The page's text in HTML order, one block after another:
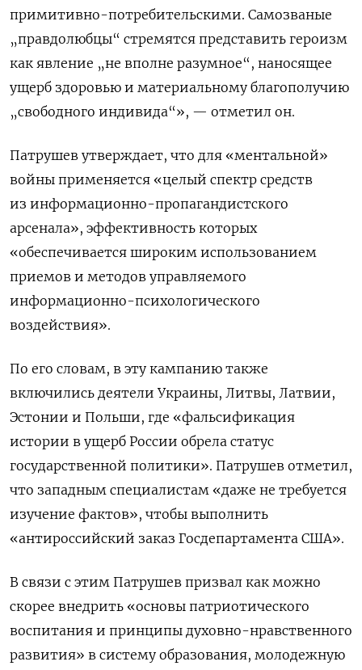
примитивно-потребительскими. Самозваные
„правдолюбцы“ стремятся представить героизм
как явление „не вполне разумное“, наносящее
ущерб здоровью и материальному благополучию
„свободного индивида“», — отметил он.
Патрушев утверждает, что для «ментальной»
войны применяется «целый спектр средств
из информационно-пропагандистского
арсенала», эффективность которых
«обеспечивается широким использованием
приемов и методов управляемого
информационно-психологического
воздействия».
По его словам, в эту кампанию также
включились деятели Украины, Литвы, Латвии,
Эстонии и Польши, где «фальсификация
истории в ущерб России обрела статус
государственной политики». Патрушев отметил,
что западным специалистам «даже не требуется
изучение фактов», чтобы выполнить
«антироссийский заказ Госдепартамента США».
В связи с этим Патрушев призвал как можно
скорее внедрить «основы патриотического
воспитания и принципы духовно-нравственного
развития» в систему образования, молодежную